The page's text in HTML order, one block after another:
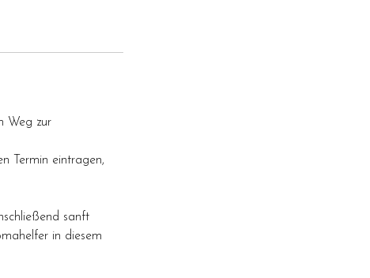
Weg zur
Termin eintragen,
sanft
in diesem